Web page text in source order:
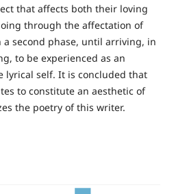
that affects both their loving
through the affectation of
second phase, until arriving, in
to be experienced as an
lyrical self. It is concluded that
to constitute an aesthetic of
the poetry of this writer.